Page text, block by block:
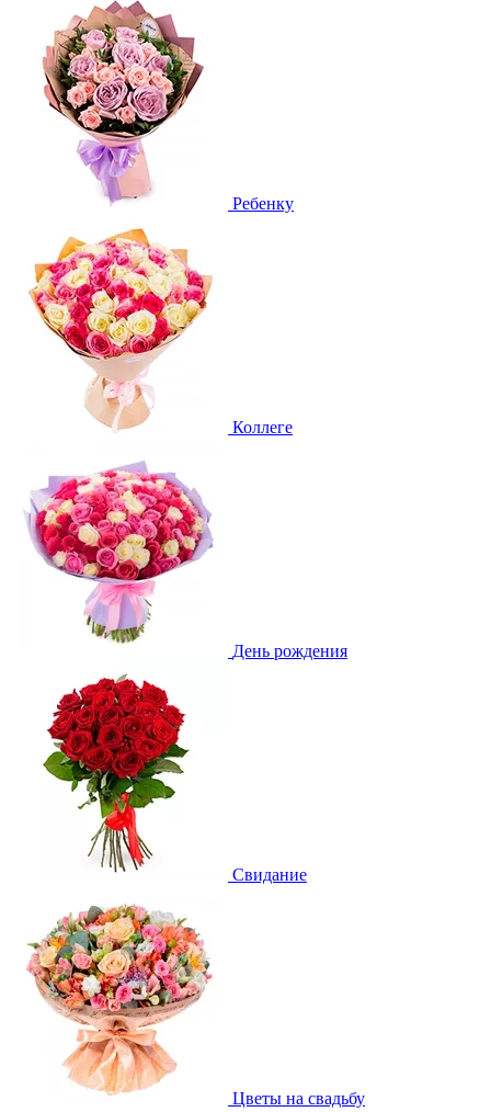
Ребенку
Коллеге
День рождения
Свидание
Цветы на свадьбу